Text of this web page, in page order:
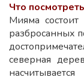
Что
Мияма
разбросанных
северная